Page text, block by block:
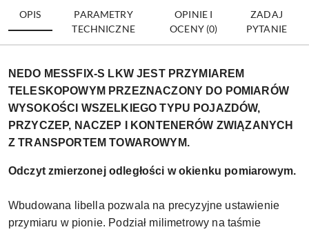
OPIS
PARAMETRY
TECHNICZNE
OPINIE I
OCENY (0)
ZADAJ
PYTANIE
NEDO MESSFIX-S LKW JEST PRZYMIAREM
TELESKOPOWYM PRZEZNACZONY DO POMIARÓW
WYSOKOŚCI WSZELKIEGO TYPU POJAZDÓW,
PRZYCZEP, NACZEP I KONTENERÓW ZWIĄZANYCH
Z TRANSPORTEM TOWAROWYM.
Odczyt zmierzonej odległości w okienku pomiarowym.
Wbudowana libella pozwala na precyzyjne ustawienie
przymiaru w pionie. Podział milimetrowy na taśmie